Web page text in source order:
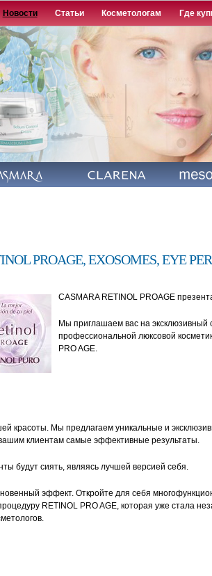
содержанию
Новости Статьи Косметологам Где
PROAGE, EXOSOMES, EYE
CASMARA RETINOL PROAGE
Мы приглашаем вас на эксклюзивный
профессиональной люксовой
PRO AGE.
красоты. Мы предлагаем уникальные и
клиентам самые эффективные результаты.
будут сиять, являясь лучшей версией себя.
эффект. Откройте для себя
RETINOL PRO AGE, которая уже стала